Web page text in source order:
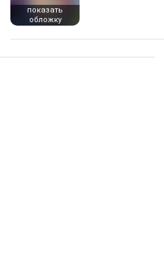
показать
обложку